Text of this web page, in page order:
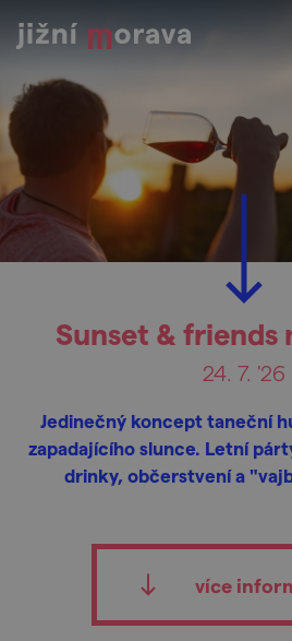
Sunset & friends
24. 7. '26
Jedinečný koncept taneční
zapadajícího slunce. Letní
drinky, občerstvení a
více